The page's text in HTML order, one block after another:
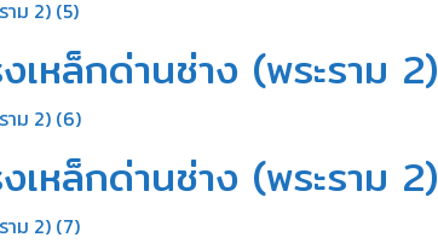
เหล็กด่านช่าง (พระราม 2)​
เหล็กด่านช่าง (พระราม 2)​